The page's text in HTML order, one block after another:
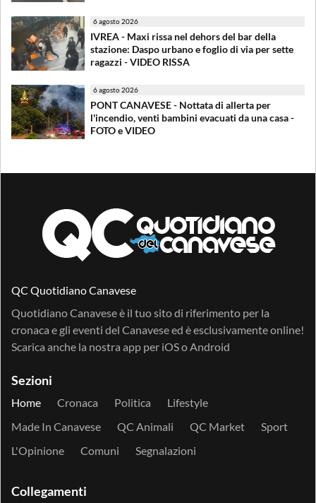
6 agosto 2026
IVREA - Maxi rissa nel dehors del bar della
stazione: Daspo urbano e foglio di via per sette
ragazzi - VIDEO RISSA
6 agosto 2026
PONT CANAVESE - Nottata di allerta per
l'incendio, venti bambini evacuati da una casa -
FOTO e VIDEO
QC Quotidiano Canavese
Quotidiano Canavese è il tuo sito di riferimento per la
cronaca e gli eventi del Canavese ed è esclusivamente online!
Scarica anche la nostra app per iOSo Android
Sezioni
Home Cronaca Politica
Lifestyle
Made In Canavese
QC Animali QC Market
Sport
L'Opinione
Comuni Segnalazioni
Collegamenti